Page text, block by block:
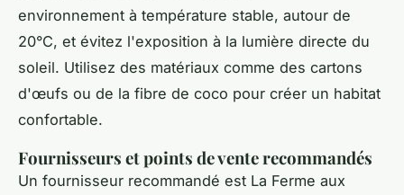
environnement à température stable, autour de
20°C, et évitez l'exposition à la lumière directe du
soleil. Utilisez des matériaux comme des cartons
d'œufs ou de la fibre de coco pour créer un habitat
confortable.
Fournisseurs et points de vente recommandés
Un fournisseur recommandé est La Ferme aux